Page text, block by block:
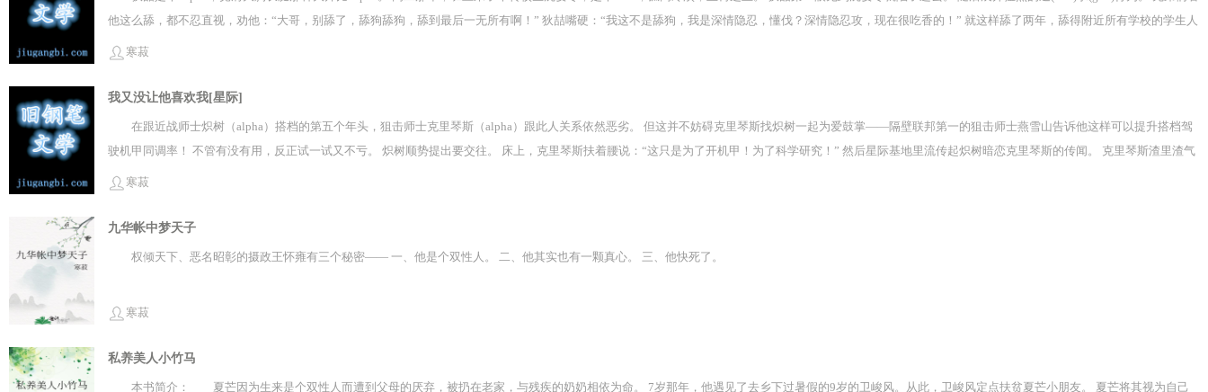
他这么舔，都不忍直视，劝他：“大哥，别舔了，舔狗舔狗，舔到最后一无所有啊！” 狄喆嘴硬：“我这不是舔狗，我是深情隐忍，懂伐？深情隐忍攻，现在很吃香的！” 就这样舔了两年，舔得附近所有学校的学生人
尽皆知。 终于！沈宴冬被他舔动了！ 高中毕业的聚会后，沈宴冬无奈地接受了他的吻，还回吻了他。 狄喆一个开心，借着酒劲把人带进了小旅馆…… 第二天，兄弟们在街上遇见脚步发飘的狄喆，好奇地问：“大
愿。 Tmd，他辛辛苦苦当舔狗是为了艹人，不是为了被艹！！！ 他堂堂一个Alpha，被Beta给撅了？ 好丢脸QAQ 他要换个世界生活。
寒菽
我又没让他喜欢我[星际]
在跟近战师士炽树（alpha）搭档的第五个年头，狙击师士克里琴斯（alpha）跟此人关系依然恶劣。 但这并不妨碍克里琴斯找炽树一起为爱鼓掌——隔壁联邦第一的狙击师士燕雪山告诉他这样可以提升搭档驾
驶机甲同调率！ 不管有没有用，反正试一试又不亏。 炽树顺势提出要交往。 床上，克里琴斯扶着腰说：“这只是为了开机甲！为了科学研究！” 然后星际基地里流传起炽树暗恋克里琴斯的传闻。 克里琴斯渣里渣气
地表示：“关我屁事，我又没让他喜欢我！” 这家伙，全身上下只有嘴是最硬的。 不知道最近每天晚上在我怀里脸红啜泣的人是谁。 炽树想了想，今晚得多来几回，迟早让他的嘴也软了。
寒菽
九华帐中梦天子
权倾天下、恶名昭彰的摄政王怀雍有三个秘密—— 一、他是个双性人。 二、他其实也有一颗真心。 三、他快死了。
寒菽
私养美人小竹马
本书简介： 夏芒因为生来是个双性人而遭到父母的厌弃，被扔在老家，与残疾的奶奶相依为命。 7岁那年，他遇见了去乡下过暑假的9岁的卫峻风。从此，卫峻风定点扶贫夏芒小朋友。 夏芒将其视为自己